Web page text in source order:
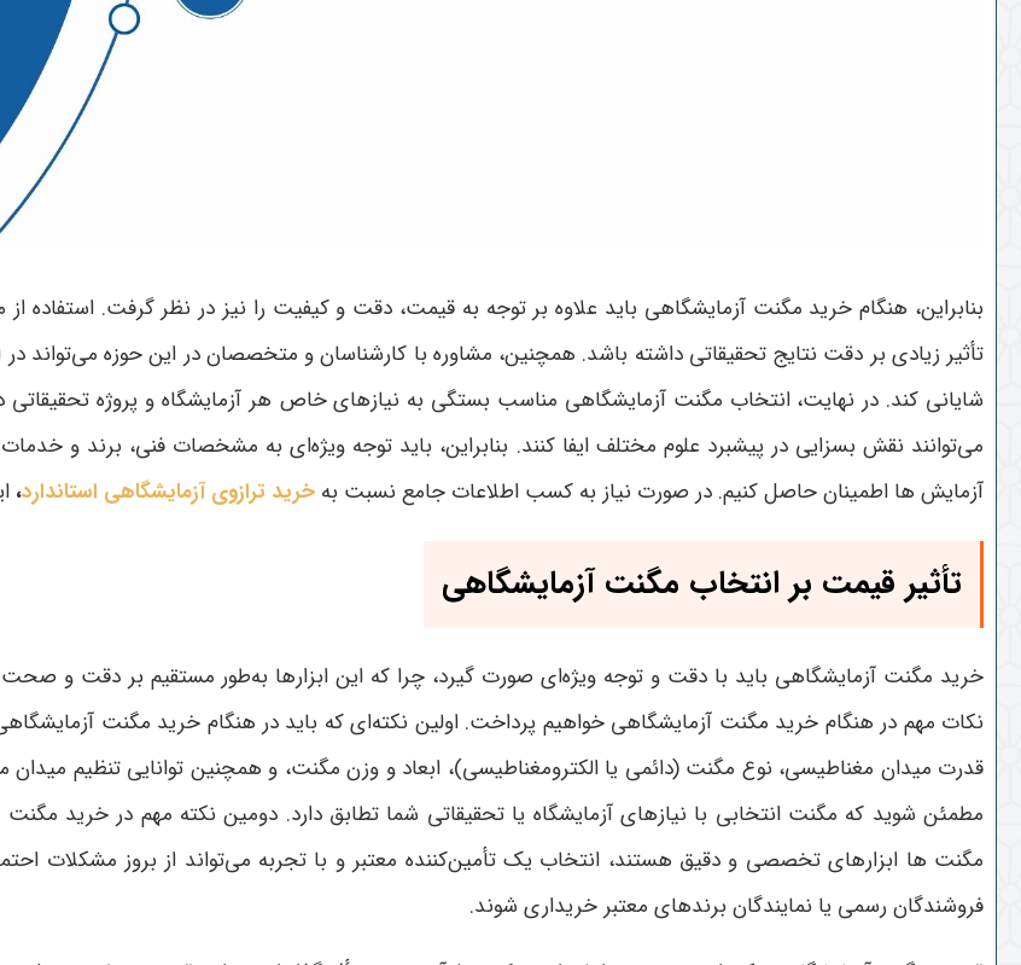
بنابراین، هنگام خرید مگنت آزمایشگاهی باید علاوه بر توجه به قیمت، دقت و کیفیت را نیز در نظر گرفت.
تأثیر زیادی بر دقت نتایج تحقیقاتی داشته باشد. همچنین، مشاوره با کارشناسان و متخصصان در این حوزه می‌تواند
شایانی کند. در نهایت، انتخاب مگنت آزمایشگاهی مناسب بستگی به نیازهای خاص هر آزمایشگاه و پروژه تحقیقاتی
می‌توانند نقش بسزایی در پیشبرد علوم مختلف ایفا کنند. بنابراین، باید توجه ویژه‌ای به مشخصات فنی، برند و
آزمایش ها اطمینان حاصل کنیم. در صورت نیاز به کسب اطلاعات جامع نسبت به خرید ترازوی آزمایشگاهی استاندارد،
تأثیر قیمت بر انتخاب مگنت آزمایشگاهی
خرید مگنت آزمایشگاهی باید با دقت و توجه ویژه‌ای صورت گیرد، چرا که این ابزارها به‌طور مستقیم بر دقت و
نکات مهم در هنگام خرید مگنت آزمایشگاهی خواهیم پرداخت. اولین نکته‌ای که باید در هنگام خرید مگنت
قدرت میدان مغناطیسی، نوع مگنت (دائمی یا الکترومغناطیسی)، ابعاد و وزن مگنت، و همچنین توانایی تنظیم
مطمئن شوید که مگنت انتخابی با نیازهای آزمایشگاه یا تحقیقاتی شما تطابق دارد. دومین نکته مهم در خرید مگنت
مگنت ها ابزارهای تخصصی و دقیق هستند، انتخاب یک تأمین‌کننده معتبر و با تجربه می‌تواند از بروز مشکلات
فروشندگان رسمی یا نمایندگان برندهای معتبر خریداری شوند.